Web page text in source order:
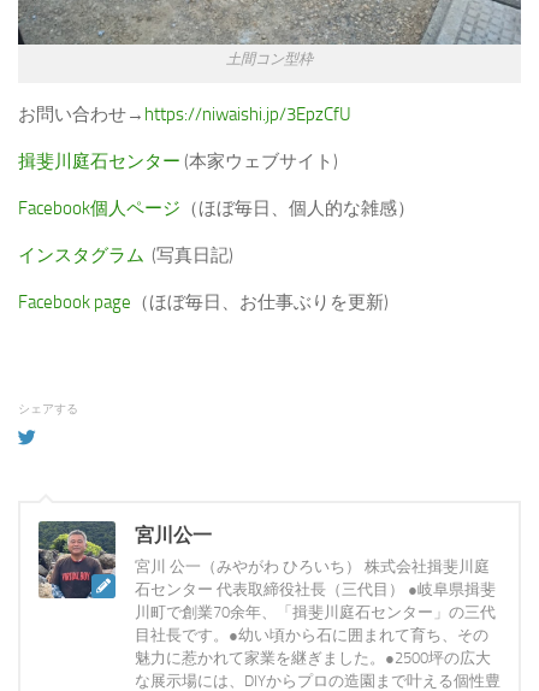
土間コン型枠
お問い合わせ→ https://niwaishi.jp/3EpzCfU
揖斐川庭石センター (本家ウェブサイト)
Facebook個人ページ （ほぼ毎日、個人的な雑感）
インスタグラム (写真日記)
Facebook page （ほぼ毎日、お仕事ぶりを更新)
シェアする
宮川公一
宮川 公一（みやがわ ひろいち） 株式会社揖斐川庭
石センター 代表取締役社長（三代目） ●岐阜県揖斐
川町で創業70余年、「揖斐川庭石センター」の三代
目社長です。●幼い頃から石に囲まれて育ち、その
魅力に惹かれて家業を継ぎました。●2500坪の広大
な展示場には、DIYからプロの造園まで叶える個性豊